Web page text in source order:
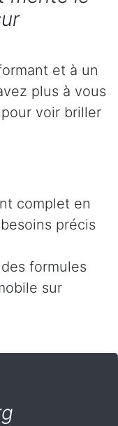
et à un
plus à vous
voir briller
complet en
précis
formules
sur